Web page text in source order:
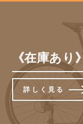
《在庫あ
詳しく見る